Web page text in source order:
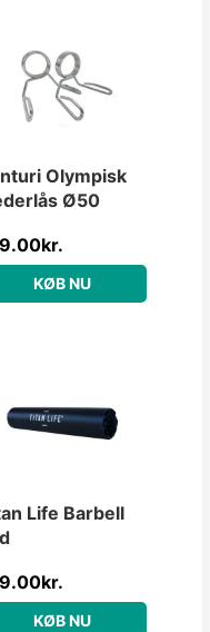
Olympisk
Ø50
kr.
KØB NU
Life Barbell
kr.
KØB NU